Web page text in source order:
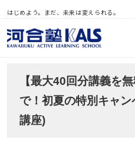
はじめよう。まだ、未来は変えられる。
【最大40回分講義を
で！初夏の特別キャ
講座)